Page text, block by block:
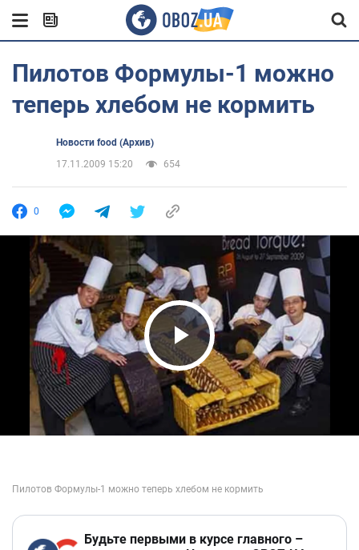
Пилотов Формулы-1 можно
теперь хлебом не кормить
Новости food (Архив)
17.11.2009 15:20
654
0
Play Video
Будьте первыми в курсе главного –